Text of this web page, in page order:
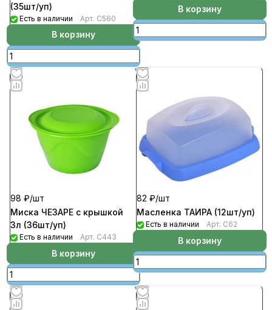
(35шт/уп)
Есть в наличии Арт. С560
В корзину
В корзину
98 ₽/шт
Миска ЧЕЗАРЕ с крышкой
3л (36шт/уп)
Есть в наличии Арт. С443
В корзину
82 ₽/шт
Масленка ТАИРА (12шт/уп)
Есть в наличии Арт. С62
В корзину